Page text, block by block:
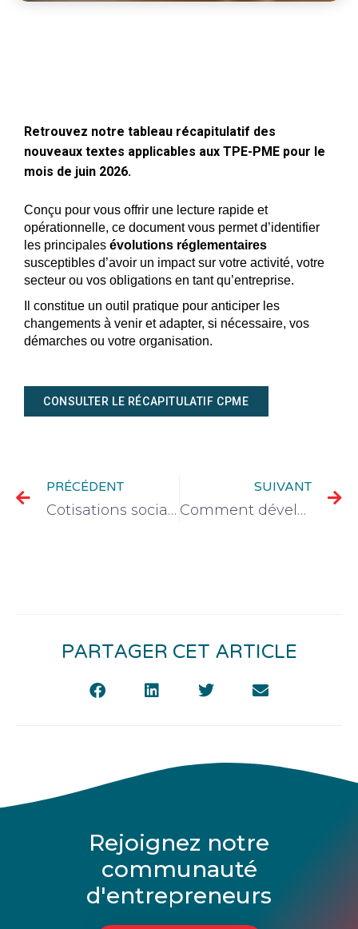
Retrouvez notre tableau récapitulatif des
nouveaux textes applicables aux TPE-PME pour le
mois de juin 2026.
Conçu pour vous offrir une lecture rapide et
opérationnelle, ce document vous permet d’identifier
les principales évolutions réglementaires
susceptibles d’avoir un impact sur votre activité, votre
secteur ou vos obligations en tant qu’entreprise.
Il constitue un outil pratique pour anticiper les
changements à venir et adapter, si nécessaire, vos
démarches ou votre organisation.
CONSULTER LE RÉCAPITULATIF CPME
PRÉCÉDENT
Cotisations sociales des indépendants : l’Urssaf met à disposition un simulateur
SUIVANT
Comment développer son réseau professionnel pour accélérer son activité ?
PARTAGER CET ARTICLE
Rejoignez notre
communauté
d'entrepreneurs